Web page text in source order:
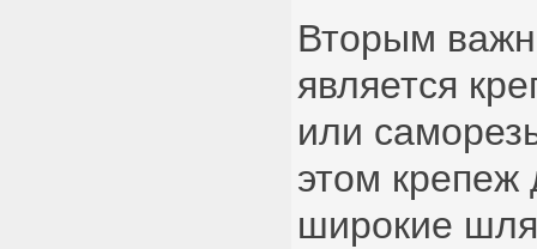
Вторым
является
или
этом крепеж
широкие